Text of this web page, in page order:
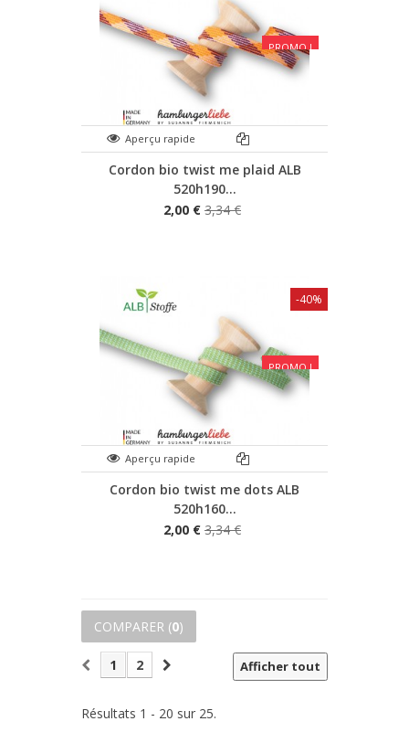
PROMO !
Aperçu rapide
Cordon bio twist me plaid ALB
520h190...
2,00 € 3,34 €
PROMO !
Aperçu rapide
Cordon bio twist me dots ALB
520h160...
2,00 € 3,34 €
-40%
COMPARER (0)
Afficher tout
1 2
Résultats 1 - 20 sur 25.